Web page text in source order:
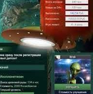
В ИНТЕРНЕТЕ БЕЗ